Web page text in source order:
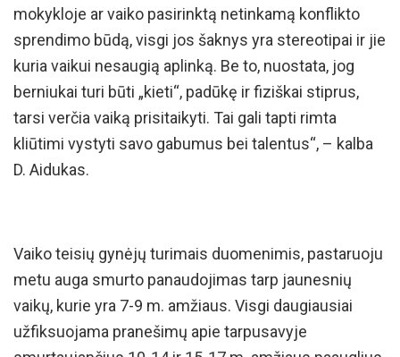
mokykloje ar vaiko pasirinktą netinkamą konflikto
sprendimo būdą, visgi jos šaknys yra stereotipai ir jie
kuria vaikui nesaugią aplinką. Be to, nuostata, jog
berniukai turi būti „kieti“, padūkę ir fiziškai stiprus,
tarsi verčia vaiką prisitaikyti. Tai gali tapti rimta
kliūtimi vystyti savo gabumus bei talentus“, – kalba
D. Aidukas.
Vaiko teisių gynėjų turimais duomenimis, pastaruoju
metu auga smurto panaudojimas tarp jaunesnių
vaikų, kurie yra 7-9 m. amžiaus. Visgi daugiausiai
užfiksuojama pranešimų apie tarpusavyje